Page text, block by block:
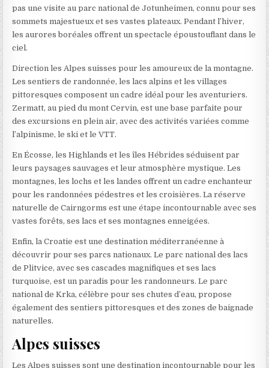
pas une visite au parc national de Jotunheimen, connu pour ses
sommets majestueux et ses vastes plateaux. Pendant l’hiver,
les aurores boréales offrent un spectacle époustouflant dans le
ciel.
Direction les Alpes suisses pour les amoureux de la montagne.
Les sentiers de randonnée, les lacs alpins et les villages
pittoresques composent un cadre idéal pour les aventuriers.
Zermatt, au pied du mont Cervin, est une base parfaite pour
des excursions en plein air, avec des activités variées comme
l’alpinisme, le ski et le VTT.
En Écosse, les Highlands et les îles Hébrides séduisent par
leurs paysages sauvages et leur atmosphère mystique. Les
montagnes, les lochs et les landes offrent un cadre enchanteur
pour les randonnées pédestres et les croisières. La réserve
naturelle de Cairngorms est une étape incontournable avec ses
vastes forêts, ses lacs et ses montagnes enneigées.
Enfin, la Croatie est une destination méditerranéenne à
découvrir pour ses parcs nationaux. Le parc national des lacs
de Plitvice, avec ses cascades magnifiques et ses lacs
turquoise, est un paradis pour les randonneurs. Le parc
national de Krka, célèbre pour ses chutes d’eau, propose
également des sentiers pittoresques et des zones de baignade
naturelles.
Alpes suisses
Les Alpes suisses sont une destination incontournable pour les